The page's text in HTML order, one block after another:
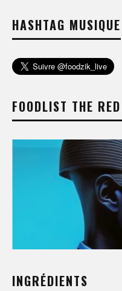
HASHTAG MUSIQUE
FOODLIST THE
INGRÉDIENTS